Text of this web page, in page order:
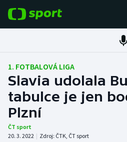
Fotbal
Hokej
Tenis
Atletika
1. FOTBALOVÁ LIGA
Slavia udolala
tabulce je jen
Plzní
ČT sport
20. 3. 2022 | Zdroj: ČTK, ČT sport